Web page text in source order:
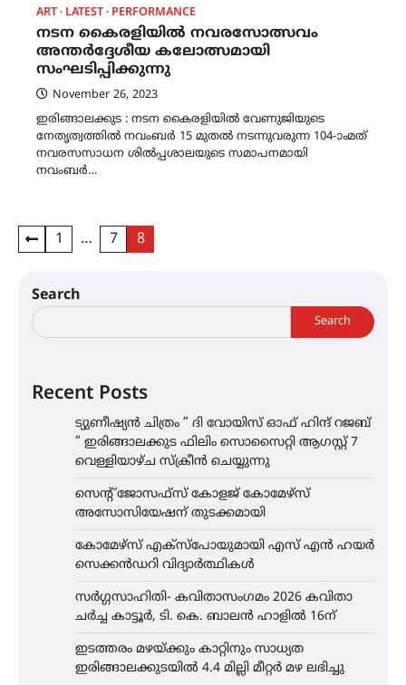
ART LATEST PERFORMANCE
നടന കൈരളിയില്‍ നവരസോത്സവം
അന്തര്‍ദ്ദേശീയ കലോത്സമായി
സംഘടിപ്പിക്കുന്നു
November 26, 2023
ഇരിങ്ങാലക്കുട : നടന കൈരളിയില്‍ വേണുജിയുടെ
നേതൃത്വത്തില്‍ നവംബര്‍ 15 മുതല്‍ നടന്നുവരുന്ന 104-ാംമത്
നവരസസാധന ശില്‍പ്പശാലയുടെ സമാപനമായി
നവംബര്‍…
Posts
1 … 7 8
Search
Search
Recent Posts
ട്യുണീഷ്യൻ ചിത്രം ” ദി വോയിസ് ഓഫ് ഹിന്ദ് റജബ്
” ഇരിങ്ങാലക്കുട ഫിലിം സൊസൈറ്റി ആഗസ്റ്റ് 7
വെള്ളിയാഴ്ച സ്‌ക്രീൻ ചെയ്യുന്നു
സെന്റ് ജോസഫ്സ് കോളജ് കോമേഴ്‌സ്
അസോസിയേഷന് തുടക്കമായി
കോമേഴ്സ് എക്സ്പോയുമായി എസ് എൻ ഹയർ
സെക്കൻഡറി വിദ്യാർത്ഥികൾ
സർഗ്ഗസാഹിതി- കവിതാസംഗമം 2026 കവിതാ
ചർച്ച കാട്ടൂർ, ടി. കെ. ബാലൻ ഹാളിൽ 16ന്
ഇടത്തരം മഴയ്ക്കും കാറ്റിനും സാധ്യത
ഇരിങ്ങാലക്കുടയിൽ 4.4 മില്ലി മീറ്റർ മഴ ലഭിച്ചു